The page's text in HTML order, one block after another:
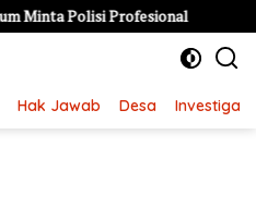
Polisi Profesional
Hak Jawab Desa Investigasi